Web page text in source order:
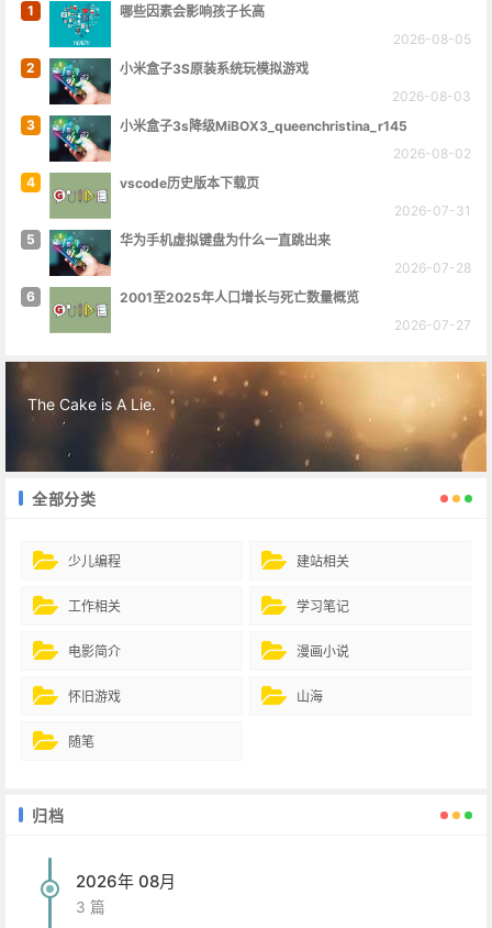
1
哪些因素会影响孩子长高
2026-08-05
2
小米盒子3S原装系统玩模拟游戏
2026-08-03
3
小米盒子3s降级MiBOX3_queenchristina_r145
2026-08-02
4
vscode历史版本下载页
2026-07-31
5
华为手机虚拟键盘为什么一直跳出来
2026-07-28
6
2001至2025年人口增长与死亡数量概览
2026-07-27
The Cake is A Lie.
全部分类
少儿编程 建站相关
工作相关 学习笔记
电影简介 漫画小说
怀旧游戏 山海
随笔
归档
2026年 08月
3 篇